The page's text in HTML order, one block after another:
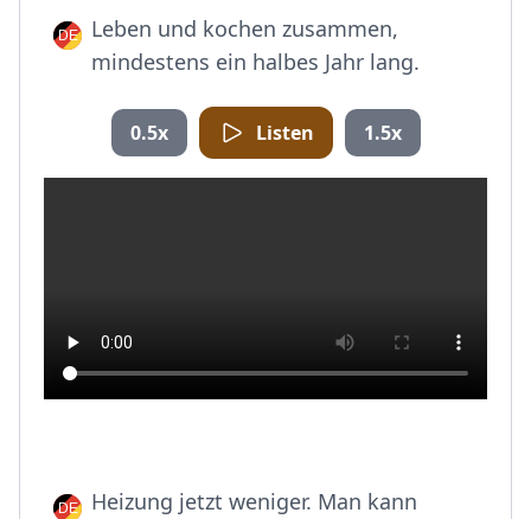
Leben und kochen zusammen,
mindestens ein halbes Jahr lang.
0.5x Listen 1.5x
Heizung jetzt weniger. Man kann